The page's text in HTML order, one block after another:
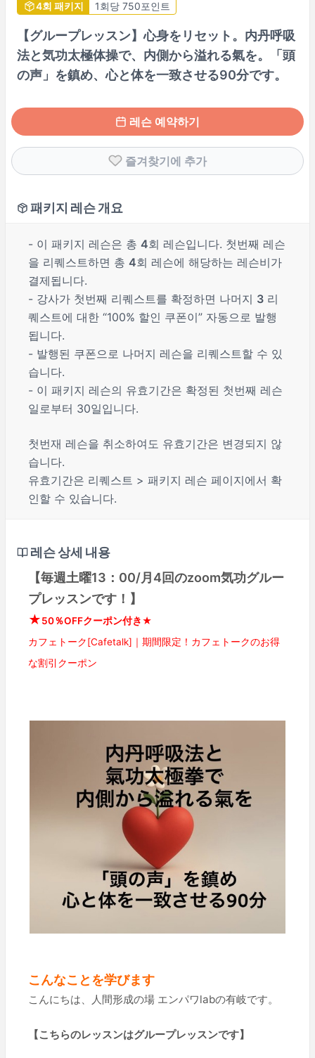
4회 패키지 1회당 750포인트
【グループレッスン】心身をリセット。内丹呼吸
法と気功太極体操で、内側から溢れる氣を。「頭
の声」を鎮め、心と体を一致させる90分です。
레슨 예약하기
즐겨찾기에 추가
패키지 레슨 개요
- 이 패키지 레슨은 총 4회 레슨입니다. 첫번째 레슨
을 리퀘스트하면 총 4회 레슨에 해당하는 레슨비가
결제됩니다.
- 강사가 첫번째 리퀘스트를 확정하면 나머지 3 리
퀘스트에 대한 “100% 할인 쿠폰이” 자동으로 발행
됩니다.
- 발행된 쿠폰으로 나머지 레슨을 리퀘스트할 수 있
습니다.
- 이 패키지 레슨의 유효기간은 확정된 첫번째 레슨
일로부터 30일입니다.
첫번재 레슨을 취소하여도 유효기간은 변경되지 않
습니다.
유효기간은 리퀘스트 > 패키지 레슨 페이지에서 확
인할 수 있습니다.
레슨 상세 내용
【毎週土曜13：00/月4回のzoom気功グルー
プレッスンです！】
★50％OFFクーポン付き★
カフェトーク[Cafetalk]｜期間限定！カフェトークのお得
な割引クーポン
こんなことを学びます
こんにちは、人間形成の場 エンパワlabの有岐です。
【こちらのレッスンはグループレッスンです】